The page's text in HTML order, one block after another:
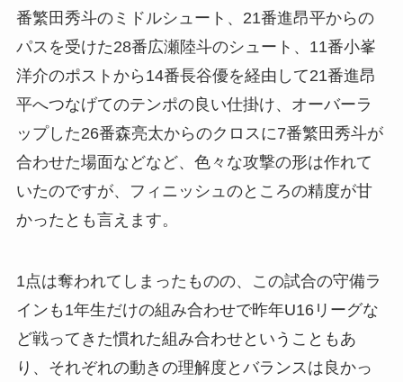
番繁田秀斗のミドルシュート、21番進昂平からの
パスを受けた28番広瀬陸斗のシュート、11番小峯
洋介のポストから14番長谷優を経由して21番進昂
平へつなげてのテンポの良い仕掛け、オーバーラ
ップした26番森亮太からのクロスに7番繁田秀斗が
合わせた場面などなど、色々な攻撃の形は作れて
いたのですが、フィニッシュのところの精度が甘
かったとも言えます。
1点は奪われてしまったものの、この試合の守備ラ
インも1年生だけの組み合わせで昨年U16リーグな
ど戦ってきた慣れた組み合わせということもあ
り、それぞれの動きの理解度とバランスは良かっ